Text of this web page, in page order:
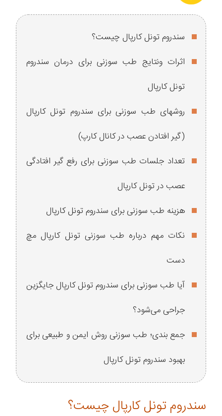
سندروم تونل کارپال چیست؟
اثرات ونتایج طب سوزنی برای درمان سندروم
تونل کارپال
روشهای طب سوزنی برای سندروم تونل کارپال
(گیر افتادن عصب در کانال کارپ)
تعداد جلسات طب سوزنی برای رفع گیر افتادگی
عصب در تونل کارپال
هزینه طب سوزنی برای سندروم تونل کارپال
نکات مهم درباره طب سوزنی تونل کارپال مچ
دست
آیا طب سوزنی برای سندروم تونل کارپال جایگزین
جراحی می‌شود؟
جمع بندی؛ طب سوزنی روش ایمن و طبیعی برای
بهبود سندروم تونل کارپال
سندروم تونل کارپال چیست؟